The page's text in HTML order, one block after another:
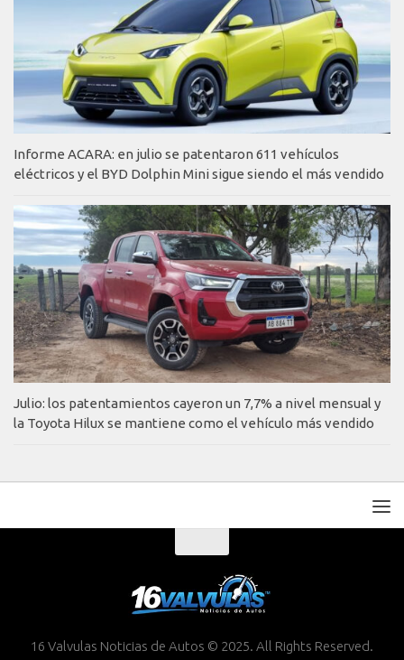
Informe ACARA: en julio se patentaron 611 vehículos
eléctricos y el BYD Dolphin Mini sigue siendo el más vendido
Julio: los patentamientos cayeron un 7,7% a nivel mensual y
la Toyota Hilux se mantiene como el vehículo más vendido
16 Valvulas Noticias de Autos © 2025. All Rights Reserved.